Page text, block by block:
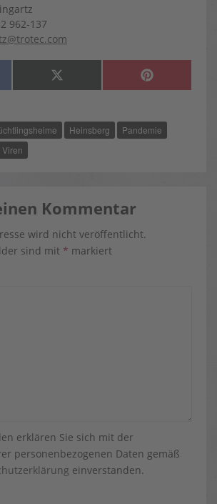
962-137
SHARE
X
(
T
E
SHARE
P
I
R
E
S
Heinsberg
Pandemie
Viren
Kommentar
wird nicht veröffentlicht.
sind mit * markiert
erklären Sie sich mit der
personenbezogenen Daten gemäß
einverstanden.